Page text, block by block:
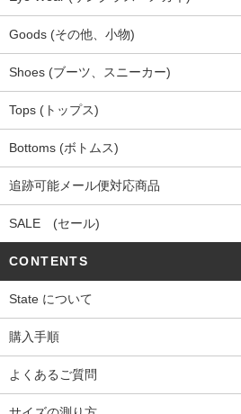
Goods (その他、小物)
Shoes (ブーツ、スニーカー)
Tops (トップス)
Bottoms (ボトムス)
追跡可能メール便対応商品
SALE (セール)
CONTENTS
State について
購入手順
よくあるご質問